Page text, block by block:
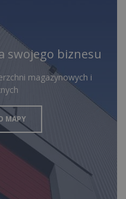
swojego biznesu
magazynowych i
MAPY